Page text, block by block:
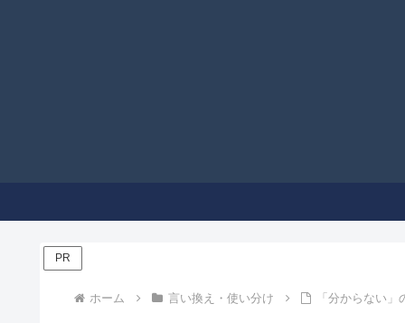
PR
ホーム 言い換え・使い分け 「分からない